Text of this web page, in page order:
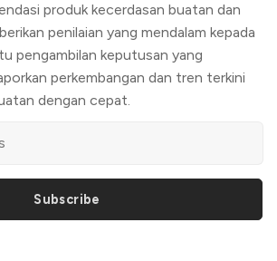
produk kecerdasan buatan dan
penilaian yang mendalam kepada
pengambilan keputusan yang
perkembangan dan tren terkini
dengan cepat.
Subscribe